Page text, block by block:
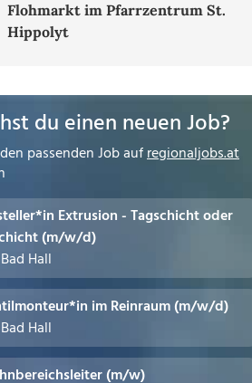
Flohmarkt im Pfarrzentrum St.
Hippolyt
du einen neuen Job?
passenden Job aufregionaljobs.at
Extrusion - Tagschicht oder
(m/w/d)
Bad Hall
im Reinraum (m/w/d)
Bad Hall
(m/w)